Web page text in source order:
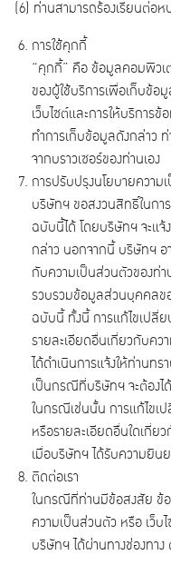
(6) ท่านสามารถร้องเรียนต่อห
การใช้คุกกี้
“คุกกี้” คือ ข้อมูลคอมพิวเต
ของผู้ใช้บริการเพื่อเก็บข้อ
เว็บไซต์และการให้บริการ
ทำการเก็บข้อมูลดังกล่าว
จากบราวเซอร์ของท่านเอง
การปรับปรุงนโยบายความ
บริษัทฯ ขอสงวนสิทธิ์ในกา
ฉบับนี้ได้ โดยบริษัทฯ จะแจ้
กล่าว นอกจากนี้ บริษัทฯ อ
กับความเป็นส่วนตัวของท่า
รวบรวมข้อมูลส่วนบุคคลข
ฉบับนี้ ทั้งนี้ การแก้ไขเปลี่
รายละเอียดอื่นเกี่ยวกับค
ได้ดำเนินการแจ้งให้ท่านท
เป็นกรณีที่บริษัทฯ จะต้อง
ในกรณีเช่นนั้น การแก้ไขเ
หรือรายละเอียดอื่นใดเกี่ย
เมื่อบริษัทฯ ได้รับความยิน
ติดต่อเรา
ในกรณีที่ท่านมีข้อสงสัย ข้
ความเป็นส่วนตัว หรือ เว็
บริษัทฯ ได้ผ่านทางช่องทาง